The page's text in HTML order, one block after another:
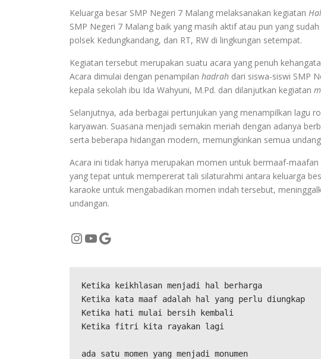
Keluarga besar SMP Negeri 7 Malang melaksanakan kegiatan
SMP Negeri 7 Malang baik yang masih aktif atau pun yang
polsek Kedungkandang, dan RT, RW di lingkungan setempat.
Kegiatan tersebut merupakan suatu acara yang penuh
Acara dimulai dengan penampilan hadrah dari siswa-siswi SMP
kepala sekolah ibu Ida Wahyuni, M.Pd. dan dilanjutkan kegiatan
Selanjutnya, ada berbagai pertunjukan yang menampilkan lagu
karyawan. Suasana menjadi semakin meriah dengan adanya
serta beberapa hidangan modern, memungkinkan semua
Acara ini tidak hanya merupakan momen untuk bermaaf-
yang tepat untuk mempererat tali silaturahmi antara keluarga
karaoke untuk mengabadikan momen indah tersebut,
undangan.
InstagramYouTube Google
Ketika keikhlasan menjadi hal berharga
Ketika kata maaf adalah hal yang perlu diungkap
Ketika hati mulai bersih kembali
Ketika fitri kita rayakan lagi
ada satu momen yang menjadi monumen